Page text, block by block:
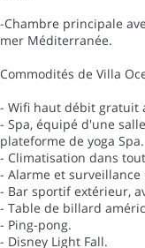
-Chambre principale
mer Méditerranée.
Commodités de Villa
- Wifi haut débit gratuit
- Spa, équipé d'une
plateforme de yoga Spa.
- Climatisation dans
- Alarme et surveillance
- Bar sportif extérieur,
- Table de billard
- Ping-pong.
- Disney Light Fall.